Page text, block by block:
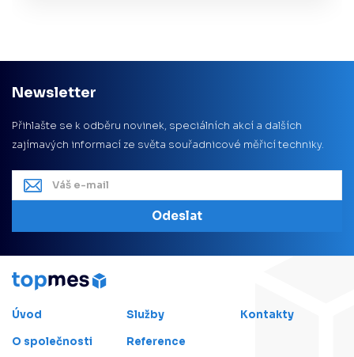
Newsletter
Přihlašte se k odběru novinek, speciálních akcí a dalších
zajímavých informací ze světa souřadnicové měřicí techniky.
Odeslat
Úvod
O společnosti
Služby
Reference
Kontakty